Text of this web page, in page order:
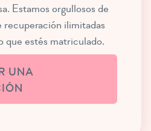
Estamos orgullosos de
recuperación ilimitadas
que estés matriculado.
UNA